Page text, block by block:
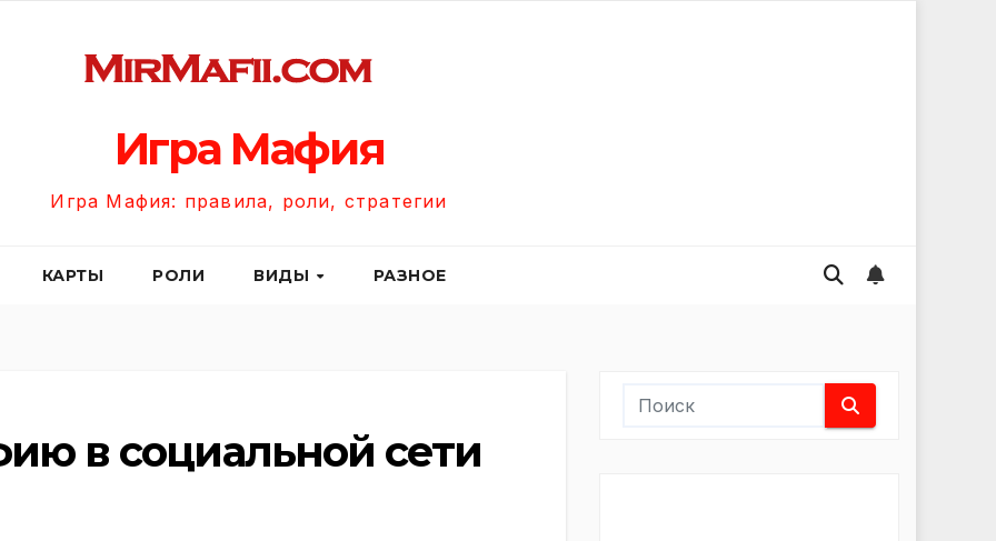
Игра Мафия
Игра Мафия: правила, роли, стратегии
КАРТЫ РОЛИ ВИДЫ РАЗНОЕ
в социальной сети